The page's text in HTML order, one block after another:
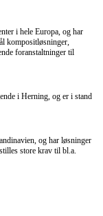
i hele Europa, og har
kompositløsninger,
foranstaltninger til
i Herning, og er i stand
og har løsninger
store krav til bl.a.